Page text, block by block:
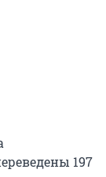
197